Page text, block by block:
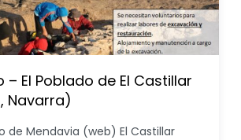
El Poblado de El Castillar
Navarra)
de Mendavia (web) El Castillar